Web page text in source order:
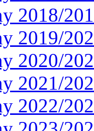
2018/
2019/
2020/
2021/
2022/